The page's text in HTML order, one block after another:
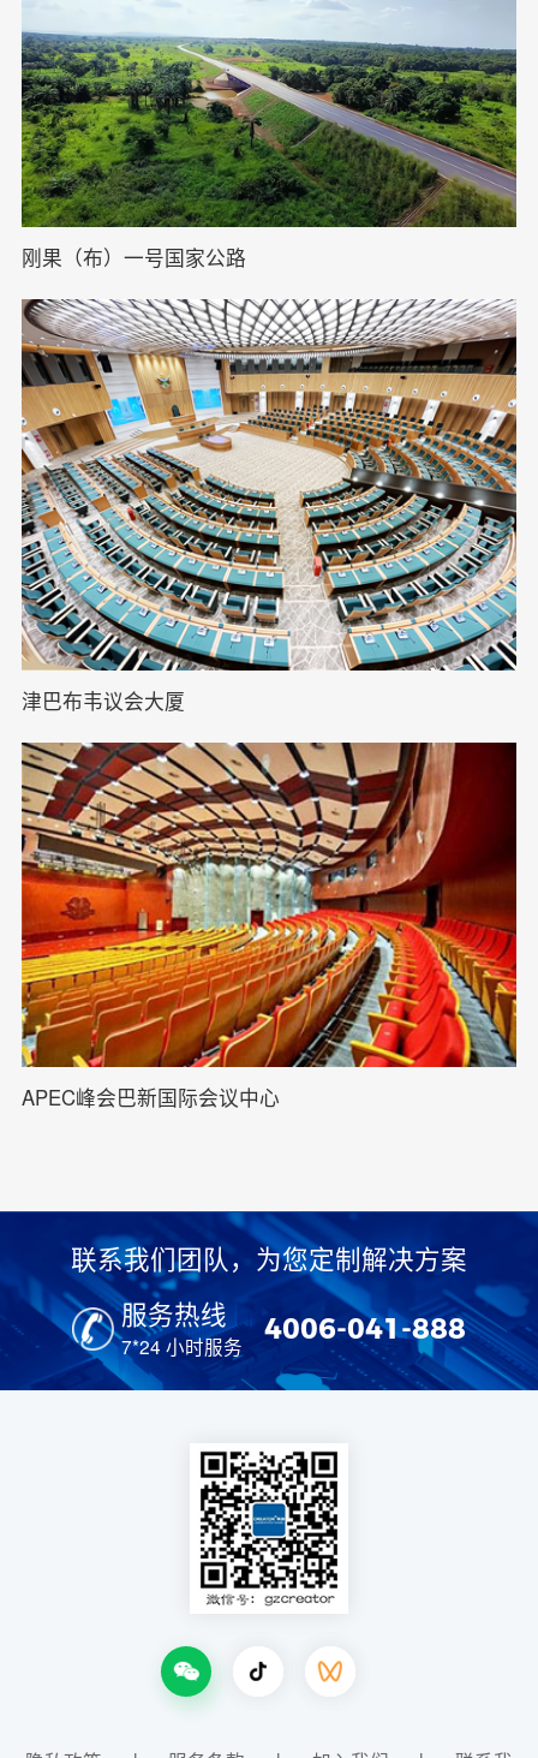
刚果（布）一号国家公路
津巴布韦议会大厦
APEC峰会巴新国际会议中心
联系我们团队，为您定制解决方案
服务热线
7*24 小时服务 4006-041-888